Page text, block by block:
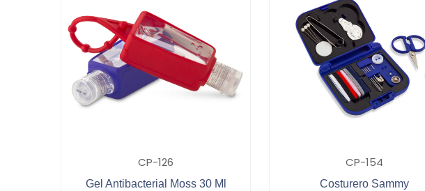
CP-126
Gel Antibacterial Moss 30 Ml
CP-154
Costurero Sammy